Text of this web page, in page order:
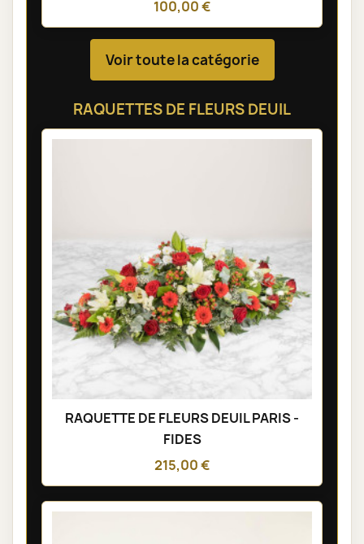
100,00 €
Voir toute la catégorie
RAQUETTES DE FLEURS DEUIL
RAQUETTE DE FLEURS DEUIL PARIS -
FIDES
215,00 €